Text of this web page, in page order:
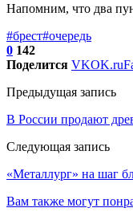
Напомним, что два
#брест#очередь
0 142
Поделится VKOK.ru
Предыдущая запись
В России продают
Следующая запись
«Металлург» на шаг
Вам также могут